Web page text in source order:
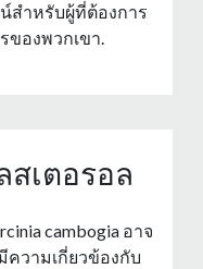
สําหรับผู้ที่ต้องการ
องพวกเขา.
สเตอรอล
cambogia อาจ
ความเกี่ยวข้องกับ